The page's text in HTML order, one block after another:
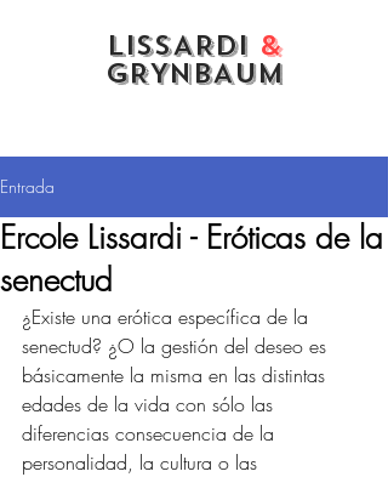
LISSARDI &
GRYNBAUM
Entrada
Ercole Lissardi - Eróticas de la
senectud
¿Existe una erótica específica de la
senectud? ¿O la gestión del deseo es
básicamente la misma en las distintas
edades de la vida con sólo las
diferencias consecuencia de la
personalidad, la cultura o las